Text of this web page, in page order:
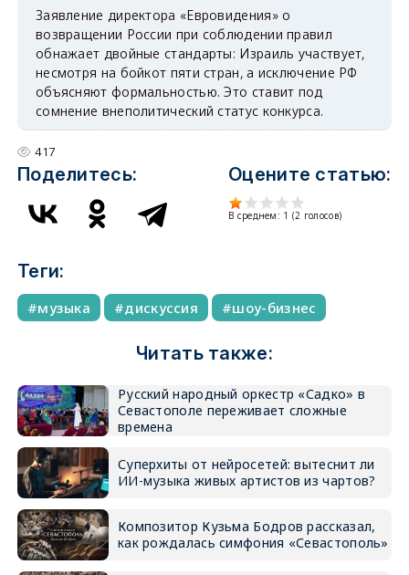
Заявление директора «Евровидения» о
возвращении России при соблюдении правил
обнажает двойные стандарты: Израиль участвует,
несмотря на бойкот пяти стран, а исключение РФ
объясняют формальностью. Это ставит под
сомнение внеполитический статус конкурса.
417
Поделитесь: Оцените статью:
В среднем: 1 (2 голосов)
Теги:
музыка дискуссия шоу-бизнес
Читать также:
Русский народный оркестр «Садко» в
Севастополе переживает сложные
времена
Суперхиты от нейросетей: вытеснит ли
ИИ-музыка живых артистов из чартов?
Композитор Кузьма Бодров рассказал,
как рождалась симфония «Севастополь»